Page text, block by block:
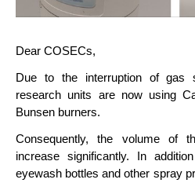
Dear COSECs,
Due to the interruption of gas
research units are now using
Bunsen burners.
Consequently, the volume of
increase significantly. In
eyewash bottles and other spray